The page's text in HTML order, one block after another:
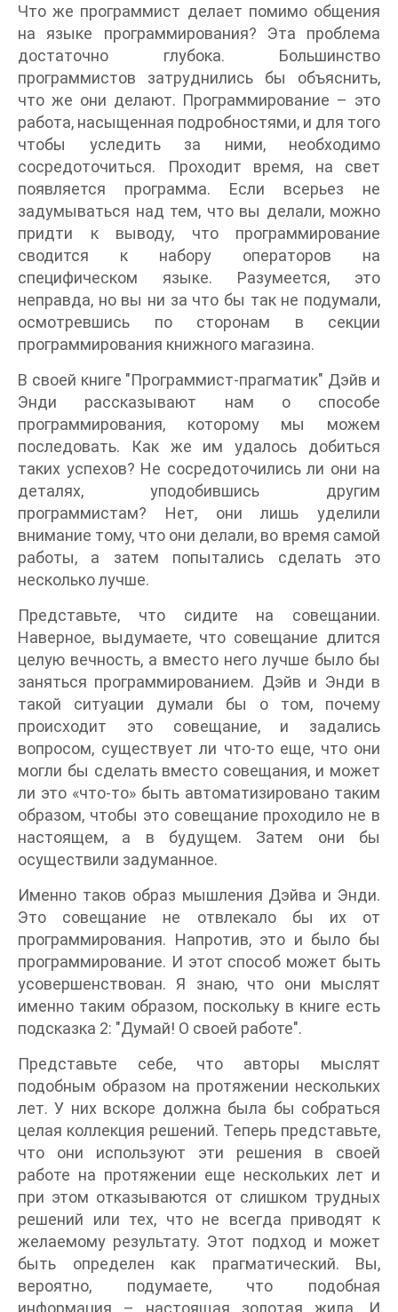
Что же программист делает помимо общения
на языке программирования? Эта проблема
достаточно глубока. Большинство
программистов затруднились бы объяснить,
что же они делают. Программирование – это
работа, насыщенная подробностями, и для того
чтобы уследить за ними, необходимо
сосредоточиться. Проходит время, на свет
появляется программа. Если всерьез не
задумываться над тем, что вы делали, можно
придти к выводу, что программирование
сводится к набору операторов на
специфическом языке. Разумеется, это
неправда, но вы ни за что бы так не подумали,
осмотревшись по сторонам в секции
программирования книжного магазина.
В своей книге "Программист-прагматик" Дэйв и
Энди рассказывают нам о способе
программирования, которому мы можем
последовать. Как же им удалось добиться
таких успехов? Не сосредоточились ли они на
деталях, уподобившись другим
программистам? Нет, они лишь уделили
внимание тому, что они делали, во время самой
работы, а затем попытались сделать это
несколько лучше.
Представьте, что сидите на совещании.
Наверное, выдумаете, что совещание длится
целую вечность, а вместо него лучше было бы
заняться программированием. Дэйв и Энди в
такой ситуации думали бы о том, почему
происходит это совещание, и задались
вопросом, существует ли что-то еще, что они
могли бы сделать вместо совещания, и может
ли это «что-то» быть автоматизировано таким
образом, чтобы это совещание проходило не в
настоящем, а в будущем. Затем они бы
осуществили задуманное.
Именно таков образ мышления Дэйва и Энди.
Это совещание не отвлекало бы их от
программирования. Напротив, это и было бы
программирование. И этот способ может быть
усовершенствован. Я знаю, что они мыслят
именно таким образом, поскольку в книге есть
подсказка 2: "Думай! О своей работе".
Представьте себе, что авторы мыслят
подобным образом на протяжении нескольких
лет. У них вскоре должна была бы собраться
целая коллекция решений. Теперь представьте,
что они используют эти решения в своей
работе на протяжении еще нескольких лет и
при этом отказываются от слишком трудных
решений или тех, что не всегда приводят к
желаемому результату. Этот подход и может
быть определен как прагматический. Вы,
вероятно, подумаете, что подобная
информация – настоящая золотая жила. И